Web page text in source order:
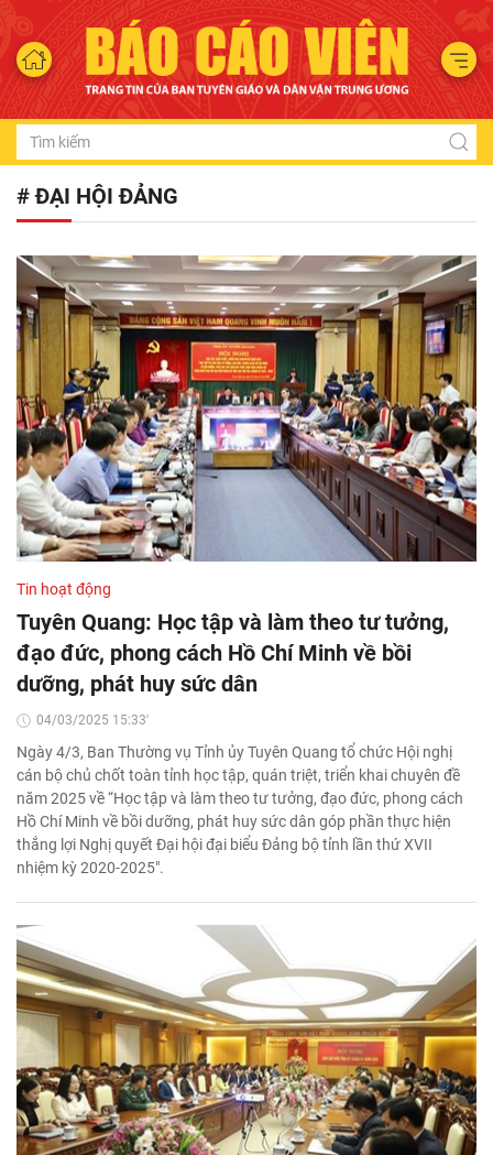
# ĐẠI HỘI ĐẢNG
Tin hoạt động
Tuyên Quang: Học tập và làm theo tư tưởng,
đạo đức, phong cách Hồ Chí Minh về bồi
dưỡng, phát huy sức dân
04/03/2025 15:33'
Ngày 4/3, Ban Thường vụ Tỉnh ủy Tuyên Quang tổ chức Hội nghị
cán bộ chủ chốt toàn tỉnh học tập, quán triệt, triển khai chuyên đề
năm 2025 về “Học tập và làm theo tư tưởng, đạo đức, phong cách
Hồ Chí Minh về bồi dưỡng, phát huy sức dân góp phần thực hiện
thắng lợi Nghị quyết Đại hội đại biểu Đảng bộ tỉnh lần thứ XVII
nhiệm kỳ 2020-2025".